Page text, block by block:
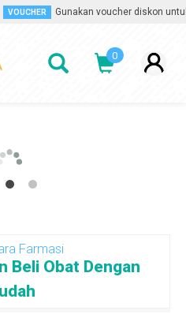
VOUCHER Gunakan voucher diskon untuk
0
Farmasi
Beli Obat Dengan